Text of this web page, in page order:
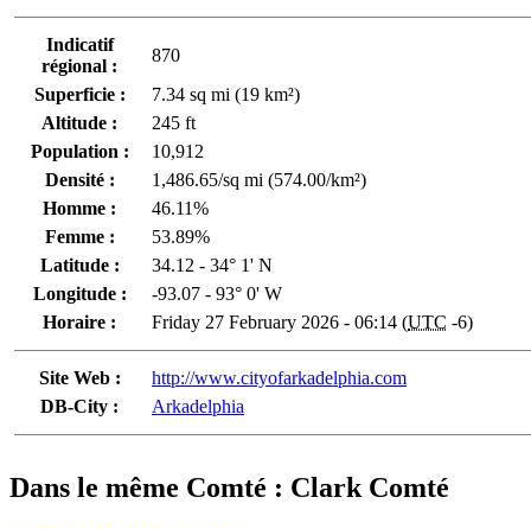
Indicatif
régional :
870
Superficie :
7.34 sq mi (19 km²)
Altitude :
245 ft
Population :
10,912
Densité :
1,486.65/sq mi (574.00/km²)
Homme :
46.11%
Femme :
53.89%
Latitude :
34.12 - 34° 1' N
Longitude :
-93.07 - 93° 0' W
Horaire :
Friday 27 February 2026 - 06:14 (UTC -6)
Site Web :
http://www.cityofarkadelphia.com
DB-City :
Arkadelphia
Dans le même Comté : Clark Comté